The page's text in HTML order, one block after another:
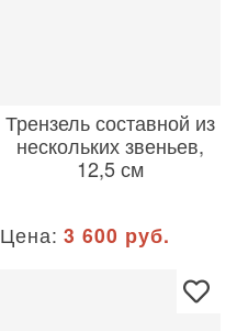
Трензель составной из
нескольких звеньев,
12,5 см
Цена: 3 600 руб.